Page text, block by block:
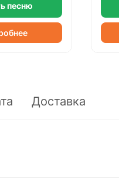
песню
Доставка